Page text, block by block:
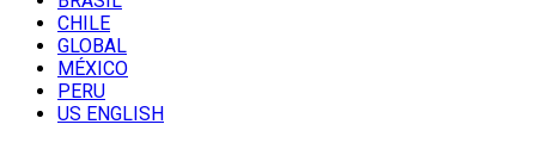
CHILE
GLOBAL
MÉXICO
PERU
US ENGLISH